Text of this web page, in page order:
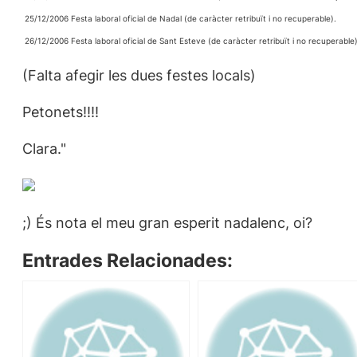
 25/12/2006 Festa laboral oficial de Nadal (de caràcter retribuït i no recuperable).
 26/12/2006 Festa laboral oficial de Sant Esteve (de caràcter retribuït i no
(Falta afegir les dues festes locals)
Petonets!!!!
Clara."
;) És nota el meu gran esperit nadalenc, oi?
Entrades Relacionades: